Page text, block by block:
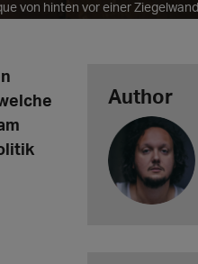
von hinten vor einer
Author